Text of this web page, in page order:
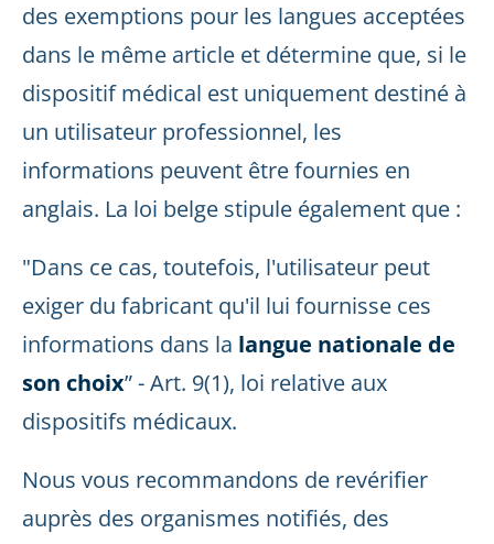
des exemptions pour les langues acceptées
dans le même article et détermine que, si le
dispositif médical est uniquement destiné à
un utilisateur professionnel, les
informations peuvent être fournies en
anglais. La loi belge stipule également que :
"Dans ce cas, toutefois, l'utilisateur peut
exiger du fabricant qu'il lui fournisse ces
informations dans la langue nationale de
son choix” - Art. 9(1), loi relative aux
dispositifs médicaux.
Nous vous recommandons de revérifier
auprès des organismes notifiés, des